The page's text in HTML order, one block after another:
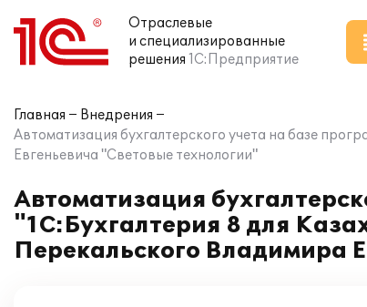
Отраслевые
и специализированные
решения 1С:Предприятие
Главная
Внедрения
Автоматизация бухгалтерского учета на базе
Евгеньевича "Световые технологии"
Автоматизация
"1С:Бухгалтерия 8 для
Перекальского Владимира